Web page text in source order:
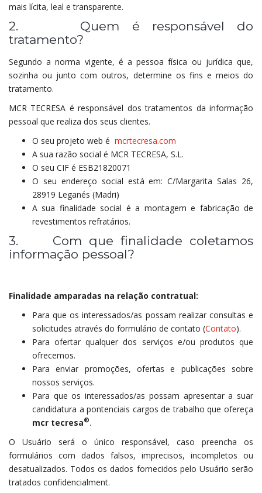
mais lícita, leal e transparente.
2. Quem é responsável do
tratamento?
Segundo a norma vigente, é a pessoa física ou jurídica que,
sozinha ou junto com outros, determine os fins e meios do
tratamento.
MCR TECRESA é responsável dos tratamentos da informação
pessoal que realiza dos seus clientes.
O seu projeto web é mcrtecresa.com
A sua razão social é MCR TECRESA, S.L.
O seu CIF é ESB21820071
O seu endereço social está em: C/Margarita Salas 26,
28919 Leganés (Madri)
A sua finalidade social é a montagem e fabricação de
revestimentos refratários.
3. Com que finalidade coletamos
informação pessoal?
Finalidade amparadas na relação contratual:
Para que os interessados/as possam realizar consultas e
solicitudes através do formulário de contato (Contato).
Para ofertar qualquer dos serviços e/ou produtos que
ofrecemos.
Para enviar promoções, ofertas e publicações sobre
nossos serviços.
Para que os interessados/as possam apresentar a suar
candidatura a pontenciais cargos de trabalho que ofereça
mcr tecresa®.
O Usuário será o único responsável, caso preencha os
formulários com dados falsos, imprecisos, incompletos ou
desatualizados. Todos os dados fornecidos pelo Usuário serão
tratados confidencialment.